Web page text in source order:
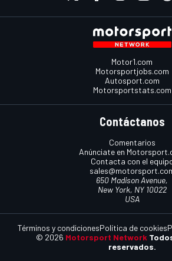
Motor1.com
Motorsportjobs.com
Autosport.com
Motorsportstats.com
Contáctanos
Comentarios
Anúnciate en
Contacta con el
650 Madison Avenue,
New York, NY 10022
USA
© 2026 Motorsport Network
reservados.
Términos y condicionesPolítica de cookies